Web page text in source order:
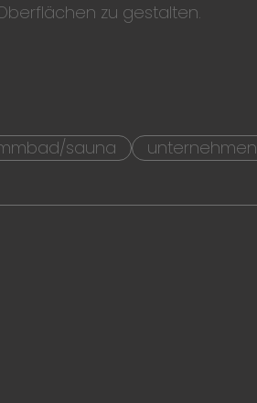
zu gestalten.
sauna unternehmen